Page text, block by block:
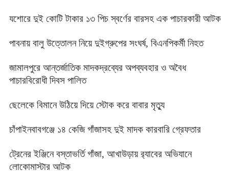
যশোরে দুই কোটি টাকার ১৩ পিচ স্বর্ণের বারসহ এক পাচারকারী আটক
পাবনায় বালু উত্তোলন নিয়ে দুইগ্রুপের সংঘর্ষ, বিএনপিকর্মী নিহত
জামালপুরে আন্তর্জাতিক মাদকদ্রব্যের অপব্যবহার ও অবৈধ
পাচারবিরোধী দিবস পালিত
ছেলেকে বিমানে উঠিয়ে দিয়ে স্টোক করে বাবার মৃত্যু
চাঁপাইনবাবগঞ্জে ১৪ কেজি গাঁজাসহ দুই মাদক কারবারি গ্রেফতার
ট্রেনের ইঞ্জিনে বস্তাভর্তি গাঁজা, আখাউড়ায় র‍্যাবের অভিযানে
লোকোমাস্টার আটক